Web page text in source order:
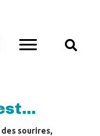
des sourires,